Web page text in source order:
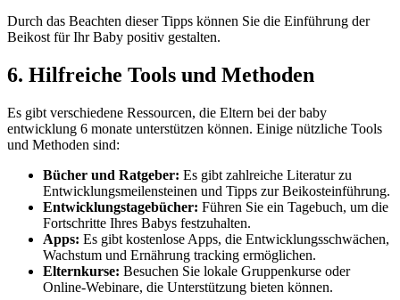
Durch das Beachten dieser Tipps können Sie die Einführung der
Beikost für Ihr Baby positiv gestalten.
6. Hilfreiche Tools und Methoden
Es gibt verschiedene Ressourcen, die Eltern bei der baby
entwicklung 6 monate unterstützen können. Einige nützliche Tools
und Methoden sind:
Bücher und Ratgeber: Es gibt zahlreiche Literatur zu
Entwicklungsmeilensteinen und Tipps zur Beikosteinführung.
Entwicklungstagebücher: Führen Sie ein Tagebuch, um die
Fortschritte Ihres Babys festzuhalten.
Apps: Es gibt kostenlose Apps, die Entwicklungsschwächen,
Wachstum und Ernährung tracking ermöglichen.
Elternkurse: Besuchen Sie lokale Gruppenkurse oder
Online-Webinare, die Unterstützung bieten können.